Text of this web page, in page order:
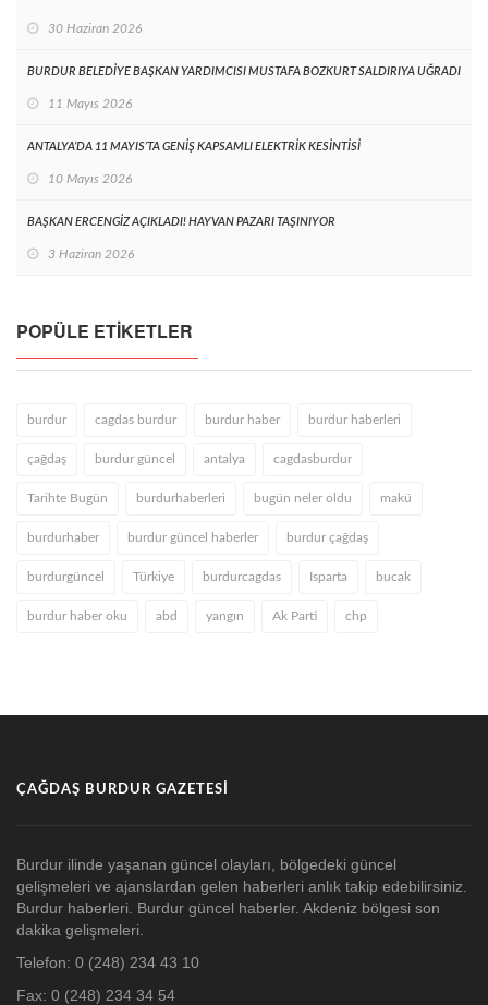
30 Haziran 2026
BURDUR BELEDİYE BAŞKAN YARDIMCISI MUSTAFA BOZKURT SALDIRIYA UĞRADI
11 Mayıs 2026
ANTALYA’DA 11 MAYIS’TA GENİŞ KAPSAMLI ELEKTRİK KESİNTİSİ
10 Mayıs 2026
BAŞKAN ERCENGİZ AÇIKLADI! HAYVAN PAZARI TAŞINIYOR
3 Haziran 2026
POPÜLE ETIKETLER
burdur cagdas burdur burdur haber burdur haberleri
çağdaş burdur güncel antalya cagdasburdur
Tarihte Bugün burdurhaberleri bugün neler oldu makü
burdurhaber burdur güncel haberler burdur çağdaş
burdurgüncel Türkiye burdurcagdas Isparta bucak
burdur haber oku abd yangın Ak Parti chp
ÇAĞDAŞ BURDUR GAZETESI
Burdur ilinde yaşanan güncel olayları, bölgedeki güncel
gelişmeleri ve ajanslardan gelen haberleri anlık takip edebilirsiniz.
Burdur haberleri. Burdur güncel haberler. Akdeniz bölgesi son
dakika gelişmeleri.
Telefon: 0 (248) 234 43 10
Fax: 0 (248) 234 34 54